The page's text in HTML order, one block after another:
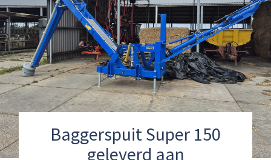
Baggerspuit Super 150
geleverd aan